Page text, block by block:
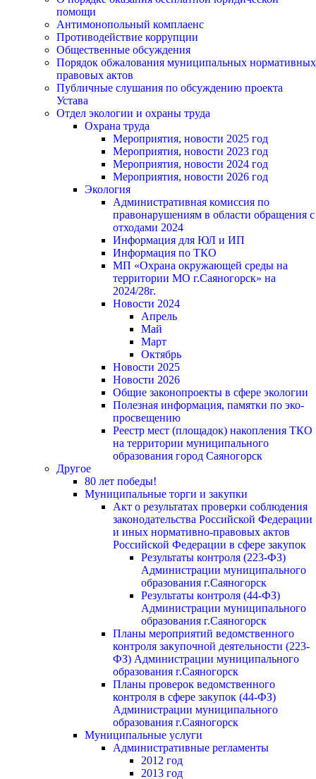
помощи
Антимонопольный комплаенс
Противодействие коррупции
Общественные обсуждения
Порядок обжалования муниципальных нормативных
правовых актов
Публичные слушания по обсуждению проекта
Устава
Отдел экологии и охраны труда
Охрана труда
Мероприятия, новости 2025 год
Мероприятия, новости 2023 год
Мероприятия, новости 2024 год
Мероприятия, новости 2026 год
Экология
Административная комиссия по
правонарушениям в области обращения с
отходами 2024
Информация для ЮЛ и ИП
Информация по ТКО
МП «Охрана окружающей среды на
территории МО г.Саяногорск» на
2024/28г.
Новости 2024
Апрель
Май
Март
Октябрь
Новости 2025
Новости 2026
Общие законопроекты в сфере экологии
Полезная информация, памятки по эко-
просвещению
Реестр мест (площадок) накопления ТКО
на территории муниципального
образования город Саяногорск
Другое
80 лет победы!
Муниципальные торги и закупки
Акт о результатах проверки соблюдения
законодательства Российской Федерации
и иных нормативно-правовых актов
Российской Федерации в сфере закупок
Результаты контроля (223-ФЗ)
Администрации муниципального
образования г.Саяногорск
Результаты контроля (44-ФЗ)
Администрации муниципального
образования г.Саяногорск
Планы мероприятий ведомственного
контроля закупочной деятельности (223-
ФЗ) Администрации муниципального
образования г.Саяногорск
Планы проверок ведомственного
контроля в сфере закупок (44-ФЗ)
Администрации муниципального
образования г.Саяногорск
Муниципальные услуги
Административные регламенты
2012 год
2013 год